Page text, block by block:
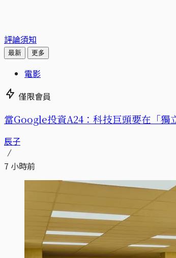
評論須知
最新 更多
電影
僅限會員
當Google投資A24：科技巨頭要在「獨
辰子
7 小時前